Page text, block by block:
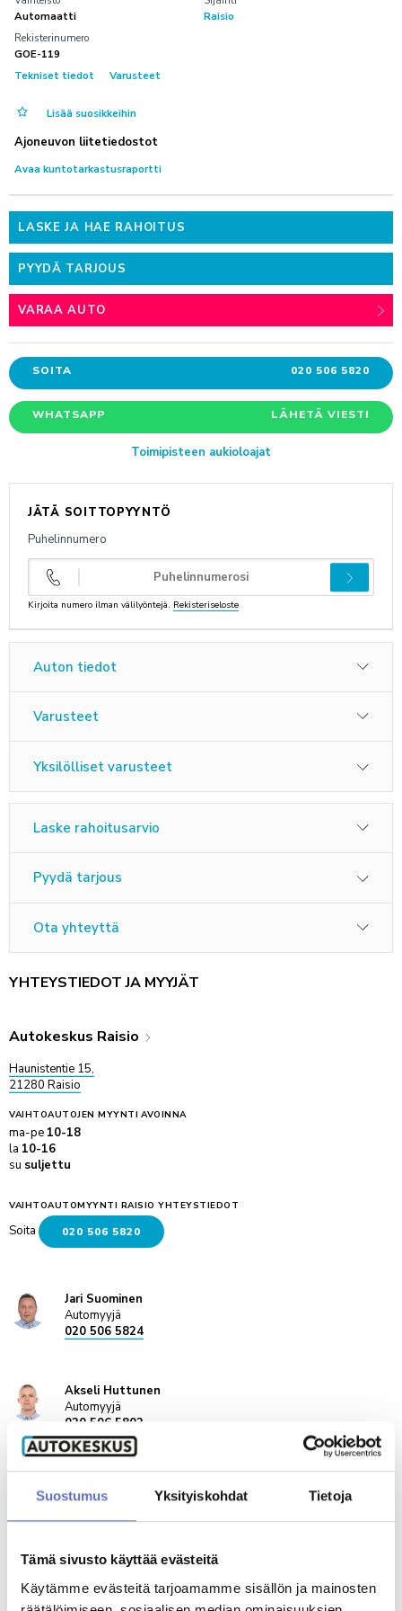
Suostumus Yksityiskohdat Tietoja
Tämä sivusto käyttää evästeitä
Käytämme evästeitä tarjoamamme sisällön ja mainosten
AUTOKESKUS HYVINKÄÄ
Mäkikuumolantie 20, Hyvinkää
Haltilanniitty 4, Espoo
Yritysmyynti
Hallinto
Markkinointi & viestintä
Laskutustiedot
Palaute
PALVELUHAKU
TILAA UUTISKIRJE
Automaatti
Raisio
Rekisterinumero
GOE-119
Tekniset tiedot
Varusteet
Lisää suosikkeihin
Ajoneuvon liitetiedostot
Avaa kuntotarkastusraportti
LASKE JA HAE RAHOITUS
PYYDÄ TARJOUS
VARAA AUTO
SOITA 020 506 5820
WHATSAPP LÄHETÄ VIESTI
Toimipisteen aukioloajat
JÄTÄ SOITTOPYYNTÖ
Puhelinnumero
Kirjoita numero ilman välilyöntejä. Rekisteriseloste
Auton tiedot
Varusteet
Yksilölliset varusteet
Laske rahoitusarvio
Pyydä tarjous
Ota yhteyttä
YHTEYSTIEDOT JA MYYJÄT
Autokeskus Raisio
Haunistentie 15,
21280 Raisio
VAIHTOAUTOJEN MYYNTI AVOINNA
ma-pe 10-18
la 10-16
su suljettu
VAIHTOAUTOMYYNTI RAISIO YHTEYSTIEDOT
Soita 020 506 5820
Jari Suominen
Automyyjä
020 506 5824
Akseli Huttunen
Automyyjä
020 506 5802
ENG,
Automyyjä
Mikko Heinäsmäki